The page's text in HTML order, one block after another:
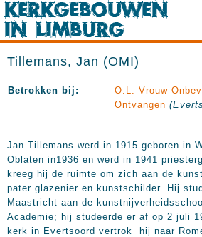
Tillemans, Jan (OMI)
Betrokken bij:
O.L. Vrouw
Ontvangen
Jan Tillemans werd in 1915 geboren in
Oblaten in1936 en werd in 1941
kreeg hij de ruimte om zich aan de
pater glazenier en kunstschilder. Hij
Maastricht aan de
Academie; hij studeerde er af op 2 juli
kerk in Evertsoord vertrok hij naar